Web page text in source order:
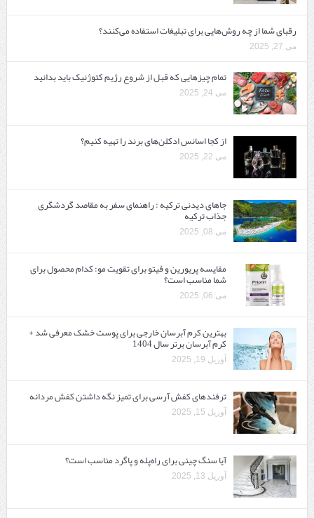
رقبای شما از چه روش‌هایی برای تبلیغات استفاده می‌کنند؟
می 27, 2025
تمام چیزهایی که قبل از شروع رژیم کتوژنیک باید بدانید‎
می 24, 2025
از کجا اسانس ادکلن‌های برند را تهیه کنیم؟
می 22, 2025
جاهای دیدنی ترکیه : راهنمای سفر به مقاصد گردشگری
جذاب ترکیه
می 08, 2025
مقایسه پریورین و فیتو برای تقویت مو: کدام محصول برای
شما مناسب است؟
می 06, 2025
بهترین کرم آبرسان خارجی برای پوست خشک معرفی شد +
کرم آبرسان برتر سال 1404
آوریل 19, 2025
ترفندهای کفش آرسی برای تمیز نگه داشتن کفش مردانه
آوریل 15, 2025
آیا سنگ چینی برای راه‌پله و پاگرد مناسب است؟
آوریل 13, 2025